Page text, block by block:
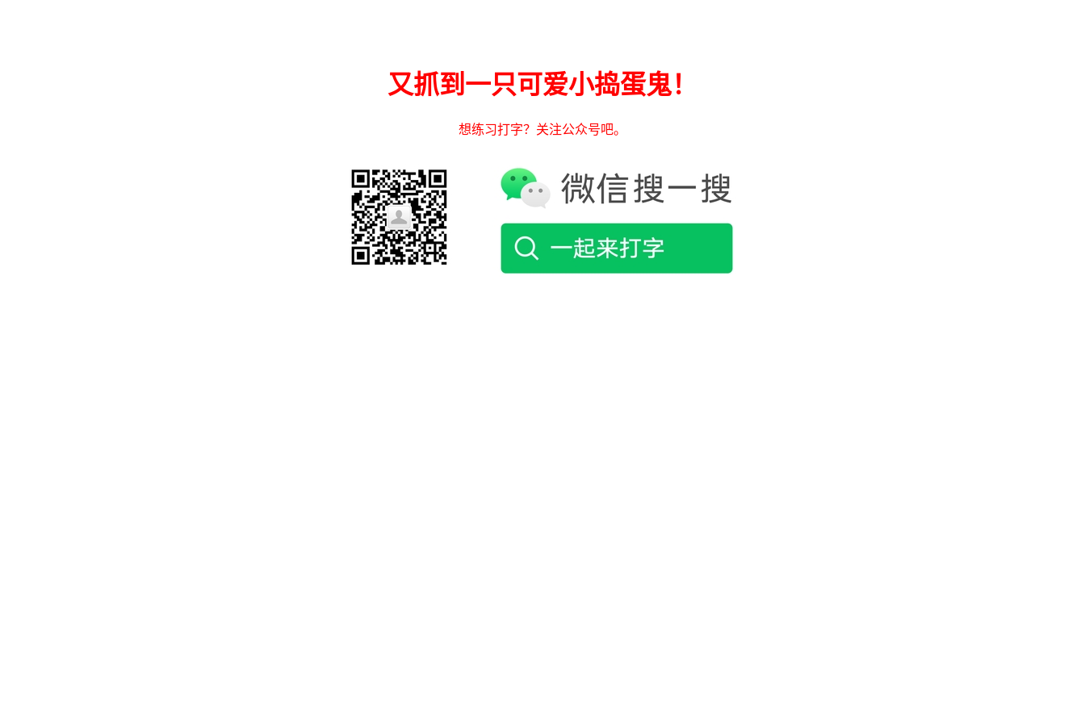
又抓到一只可爱小捣蛋鬼！
想练习打字？关注公众号吧。